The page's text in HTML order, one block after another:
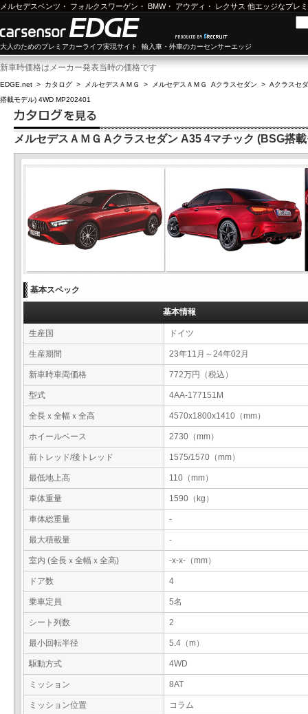
メルセデスベンツ ・ フォルクスワーゲン ・ BMW・ アウディ ・ レクサス 他エッジなプレ
大人のためのプレミアカーライフ実現サイト 輸入車・外車のカーセンサーエッジ
新車時価格はメーカー発表当時の価格です
EDGE.net > カタログ > メルセデスＡＭＧ > メルセデスＡＭＧ Aクラスセダン > Aクラスセ
搭載モデル) 4WD MP202401
メルセデスＡＭＧ Aクラスセダン A35 4マチック (BSG搭
基本スペック
基本情報
生産国 ドイツ
生産期間 23年11月～24年02月
新車時車両価格 772万円（税込）
型式 4AA-177151M
全長ｘ全幅ｘ全高 4570x1800x1410（mm）
ホイールベース 2730（mm）
前トレッド/後トレッド 1575/1570（mm）
最低地上高 110（mm）
車体重量 1590（kg）
車体総重量 -
最大積載量 -
室内 (全長ｘ全幅ｘ全高) -x-x-（mm）
ドア数 4
乗車定員 5名
シート列数 2
最小回転半径 5.4（m）
駆動方式 4WD
ミッション 8AT
ミッション位置 コラム